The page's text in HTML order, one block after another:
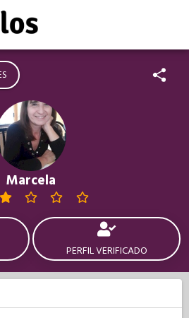
Marcela
PERFIL VERIFICADO